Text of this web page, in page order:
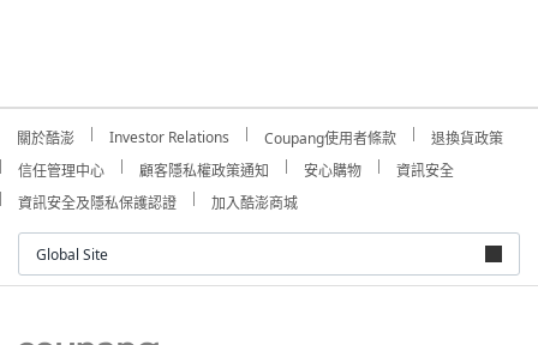
關於酷澎 Investor Relations Coupang使用者條款
退換貨政策
信任管理中心
顧客隱私權政策通知 安心購物
資訊安全
資訊安全及隱私保護認證
加入酷澎商城
Global Site